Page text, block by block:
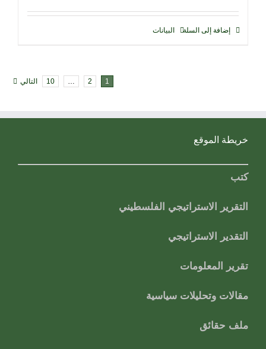
إضافة إلى السلة البيانات
1
2
…
10 التالي
خريطة الموقع
كتب
التقرير الاستراتيجي الفلسطيني
التقدير الاستراتيجي
تقرير المعلومات
مقالات وتحليلات سياسية
ملف حقائق